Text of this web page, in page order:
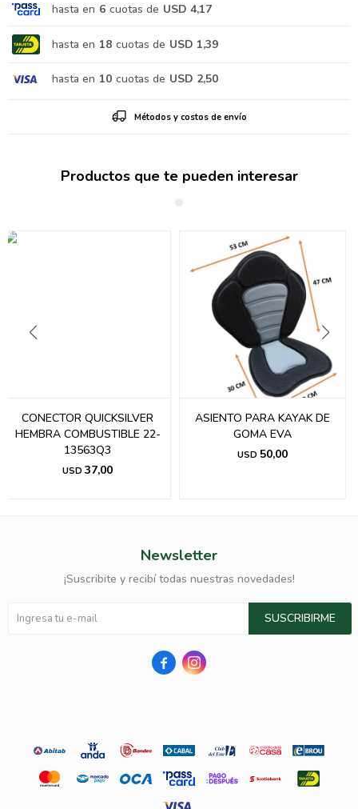
hasta en 6 cuotas de USD 4,17
hasta en 18 cuotas de USD 1,39
hasta en 10 cuotas de USD 2,50
Métodos y costos de envío
Productos que te pueden interesar
CONECTOR QUICKSILVER
HEMBRA COMBUSTIBLE 22-
13563Q3
USD 37,00
ASIENTO PARA KAYAK DE
GOMA EVA
USD 50,00
Newsletter
¡Suscribite y recibí todas nuestras novedades!
SUSCRIBIRME
 